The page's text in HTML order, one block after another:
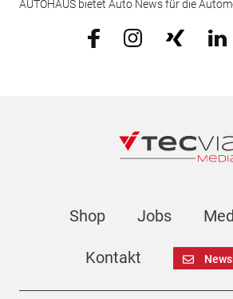
AUTOHAUS bietet Auto News für die
Shop Jobs
Kontakt